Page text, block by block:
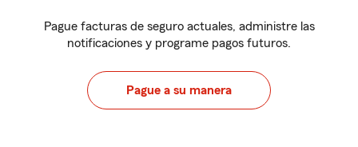
Pague facturas de seguro actuales, administre las
notificaciones y programe pagos futuros.
Pague a su manera